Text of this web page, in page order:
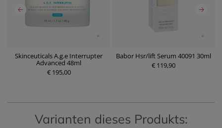
Skinceuticals A.g.e Interrupter
Advanced 48ml
€ 195,00
Babor Hsr/lift Serum 40091 30ml
€ 119,90
Varianten dieses Produkts: